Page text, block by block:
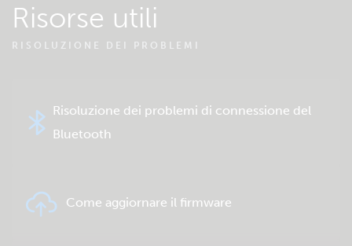
Risorse utili
RISOLUZIONE DEI PROBLEMI
Risoluzione dei problemi di connessione del
Bluetooth
Come aggiornare il firmware